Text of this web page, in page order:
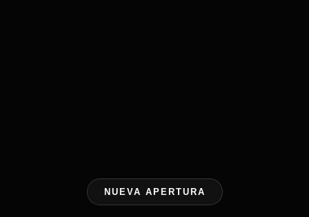
NUEVA APERTURA